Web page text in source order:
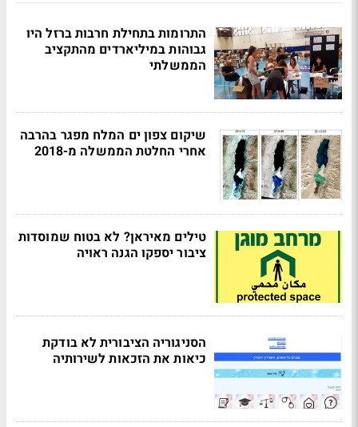
התרומות בתחילת חרבות ברזל היו
גבוהות במיליארדים מהתקציב
הממשלתי
שיקום צפון ים המלח מפגר בהרבה
אחרי החלטת הממשלה מ-2018
טילים מאיראן? לא בטוח שמוסדות
ציבור יספקו הגנה ראויה
הסניגוריה הציבורית לא בודקת
כיאות את הזכאות לשירותיה